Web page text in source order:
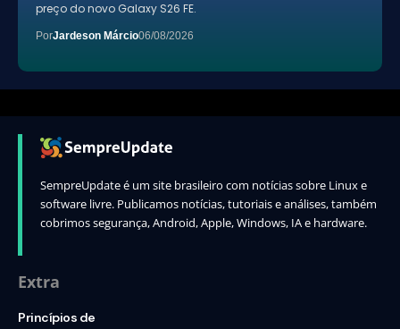
preço do novo Galaxy S26 FE.
PorJardeson Márcio06/08/2026
SempreUpdate é um site brasileiro com notícias sobre Linux e
software livre. Publicamos notícias, tutoriais e análises, também
cobrimos segurança, Android, Apple, Windows, IA e hardware.
Extra
Princípios de